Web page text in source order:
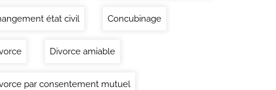
état civil Concubinage
Divorce amiable
par consentement mutuel